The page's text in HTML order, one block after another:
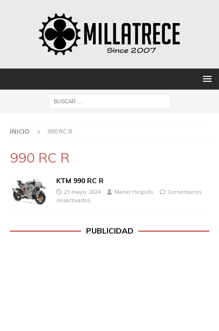
INICIO 990 RC R
990 RC R
KTM 990 RC R
23 mayo, 2024 Manel Hospido
Comentarios
desactivados
PUBLICIDAD